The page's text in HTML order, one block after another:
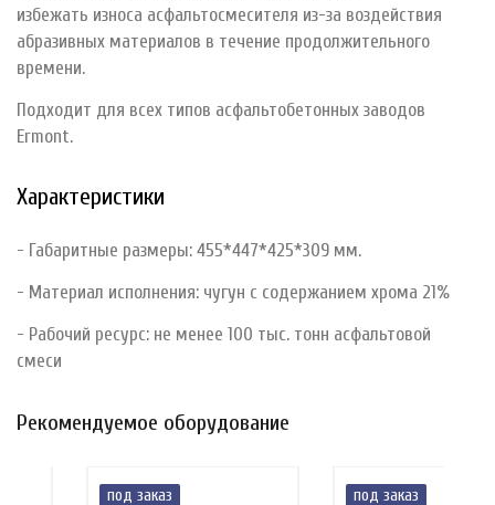
избежать износа асфальтосмесителя из-за воздействия
абразивных материалов в течение продолжительного
времени.
Подходит для всех типов асфальтобетонных заводов
Ermont.
Характеристики
- Габаритные размеры: 455*447*425*309 мм.
- Материал исполнения: чугун с содержанием хрома 21%
- Рабочий ресурс: не менее 100 тыс. тонн асфальтовой
смеси
Рекомендуемое оборудование
под заказ под заказ